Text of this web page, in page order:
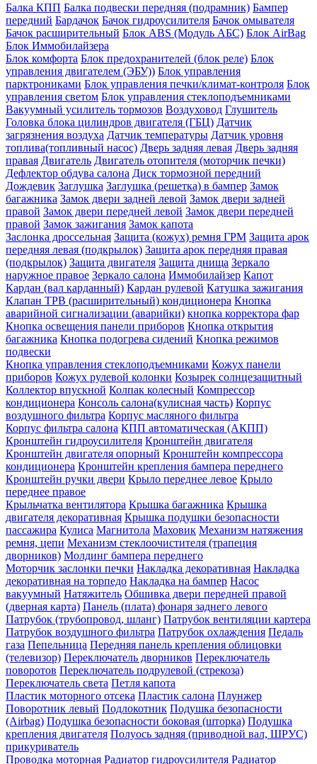
Балка КПП Балка подвески передняя (подрамник) Бампер
передний Бардачок Бачок гидроусилителя Бачок омывателя
Бачок расширительный Блок ABS (Модуль АБС) Блок AirBag
Блок Иммобилайзера
Блок комфорта Блок предохранителей (блок реле) Блок
управления двигателем (ЭБУ)) Блок управления
парктрониками Блок управления печки/климат-контроля Блок
управления светом Блок управления стеклоподъемниками
Вакуумный усилитель тормозов Воздуховод Глушитель
Головка блока цилиндров двигателя (ГБЦ) Датчик
загрязнения воздуха Датчик температуры Датчик уровня
топлива(топливный насос) Дверь задняя левая Дверь задняя
правая Двигатель Двигатель отопителя (моторчик печки)
Дефлектор обдува салона Диск тормозной передний
Дождевик Заглушка Заглушка (решетка) в бампер Замок
багажника Замок двери задней левой Замок двери задней
правой Замок двери передней левой Замок двери передней
правой Замок зажигания Замок капота
Заслонка дроссельная Защита (кожух) ремня ГРМ Защита арок
передняя левая (подкрылок) Защита арок передняя правая
(подкрылок) Защита двигателя Защита днища Зеркало
наружное правое Зеркало салона Иммобилайзер Капот
Кардан (вал карданный) Кардан рулевой Катушка зажигания
Клапан ТРВ (расширительный) кондиционера Кнопка
аварийной сигнализации (аварийки) кнопка корректора фар
Кнопка освещения панели приборов Кнопка открытия
багажника Кнопка подогрева сидений Кнопка режимов
подвески
Кнопка управления стеклоподъемниками Кожух панели
приборов Кожух рулевой колонки Козырек солнцезащитный
Коллектор впускной Колпак колесный Компрессор
кондиционера Консоль салона(кулисная часть) Корпус
воздушного фильтра Корпус масляного фильтра
Корпус фильтра салона КПП автоматическая (АКПП)
Кронштейн гидроусилителя Кронштейн двигателя
Кронштейн двигателя опорный Кронштейн компрессора
кондиционера Кронштейн крепления бампера переднего
Кронштейн ручки двери Крыло переднее левое Крыло
переднее правое
Крыльчатка вентилятора Крышка багажника Крышка
двигателя декоративная Крышка подушки безопасности
пассажира Кулиса Магнитола Маховик Механизм натяжения
ремня, цепи Механизм стеклоочистителя (трапеция
дворников) Молдинг бампера переднего
Моторчик заслонки печки Накладка декоративная Накладка
декоративная на торпедо Накладка на бампер Насос
вакуумный Натяжитель Обшивка двери передней правой
(дверная карта) Панель (плата) фонаря заднего левого
Патрубок (трубопровод, шланг) Патрубок вентиляции картера
Патрубок воздушного фильтра Патрубок охлаждения Педаль
газа Пепельница Передняя панель крепления облицовки
(телевизор) Переключатель дворников Переключатель
поворотов Переключатель подрулевой (стрекоза)
Переключатель света Петля капота
Пластик моторного отсека Пластик салона Плунжер
Поворотник левый Подлокотник Подушка безопасности
(Airbag) Подушка безопасности боковая (шторка) Подушка
крепления двигателя Полуось задняя (приводной вал, ШРУС)
прикуриватель
Проводка моторная Радиатор гидроусилителя Радиатор